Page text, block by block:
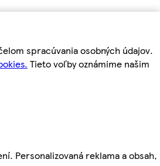
spracúvania osobných údajov.
Tieto voľby oznámime našim
Personalizovaná reklama a obsah,